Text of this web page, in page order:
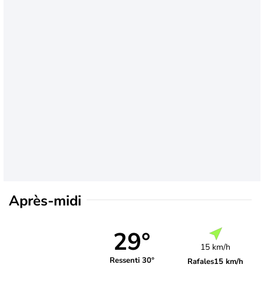
Après-midi
29°
Ressenti 30°
15 km/h
Rafales15 km/h